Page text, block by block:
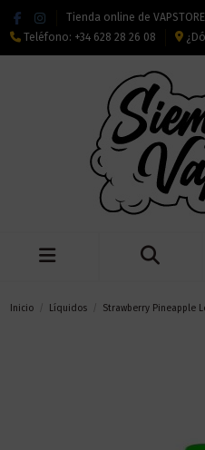
Tienda online de VAPSTORE
Teléfono: +34 628 28 26 08
Inicio Líquidos Strawberry Pineapple